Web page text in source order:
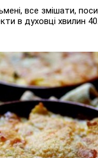
все змішати,
в духовці хвилин 40.